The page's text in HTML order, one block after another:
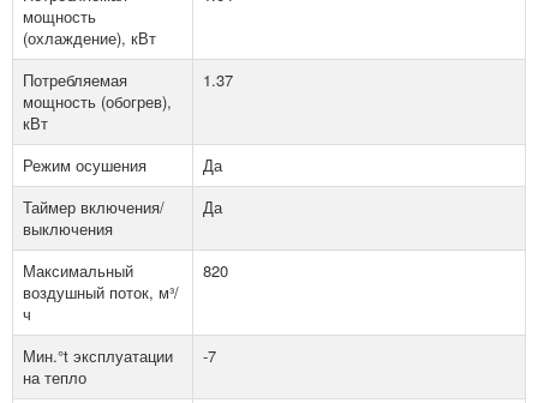
мощность
(охлаждение), кВт
Потребляемая
мощность (обогрев),
кВт
1.37
Режим осушения
Да
Таймер включения/
выключения
Да
Максимальный
воздушный поток, м³/
ч
820
Мин.°t эксплуатации
на тепло
-7